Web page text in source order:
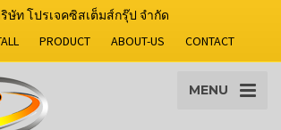
ษัท โปรเจคซิสเต็มส์กรุ๊ป จำกัด
PRODUCT ABOUT-US CONTACT
MENU